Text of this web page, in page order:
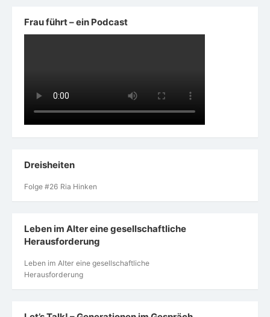
Frau führt – ein Podcast
Dreisheiten
Folge #26 Ria Hinken
Leben im Alter eine gesellschaftliche
Herausforderung
Leben im Alter eine gesellschaftliche
Herausforderung